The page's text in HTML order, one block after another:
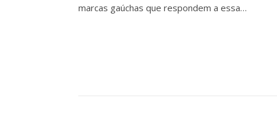
marcas gaúchas que respondem a essa…